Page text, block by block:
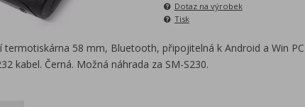
Dotaz na výrobek
Tisk
termotiskárna 58 mm, Bluetooth, připojitelná k Android a Win
kabel. Černá. Možná náhrada za SM-S230.